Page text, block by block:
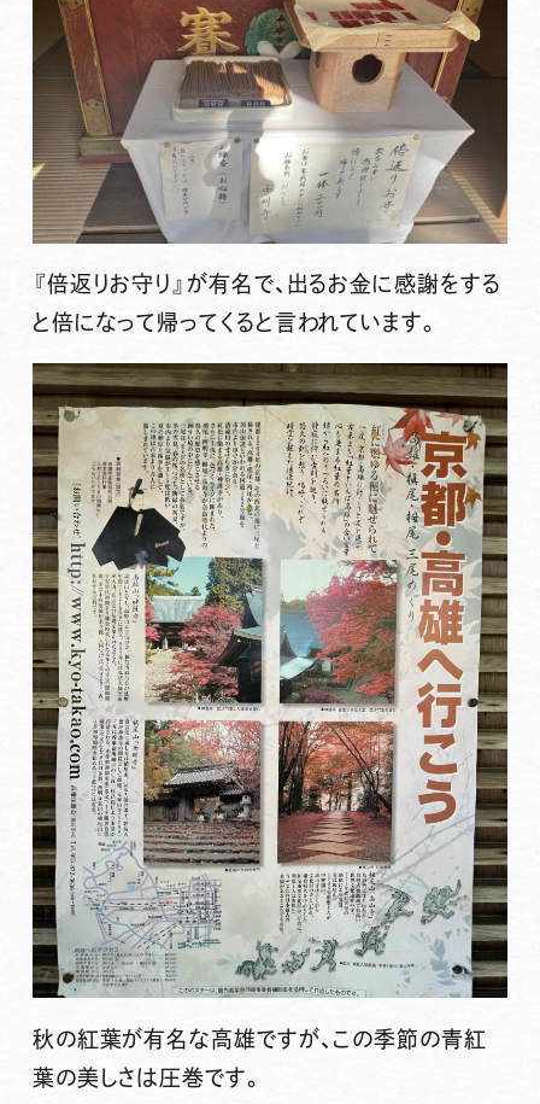
『倍返りお守り』が有名で、出るお金に感謝をする
と倍になって帰ってくると言われています。
秋の紅葉が有名な高雄ですが、この季節の青紅
葉の美しさは圧巻です。